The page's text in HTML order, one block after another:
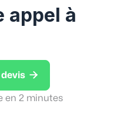
appel à

en 2 minutes